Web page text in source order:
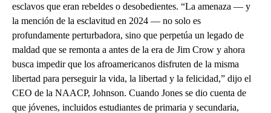
esclavos que eran rebeldes o desobedientes. “La amenaza — y
la mención de la esclavitud en 2024 — no solo es
profundamente perturbadora, sino que perpetúa un legado de
maldad que se remonta a antes de la era de Jim Crow y ahora
busca impedir que los afroamericanos disfruten de la misma
libertad para perseguir la vida, la libertad y la felicidad,” dijo el
CEO de la NAACP, Johnson. Cuando Jones se dio cuenta de
que jóvenes, incluidos estudiantes de primaria y secundaria,